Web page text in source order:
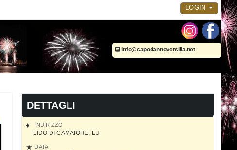
LOGIN
info@capodannoversilia.net
DETTAGLI
INDIRIZZO
LIDO DI CAMAIORE, LU
DATA